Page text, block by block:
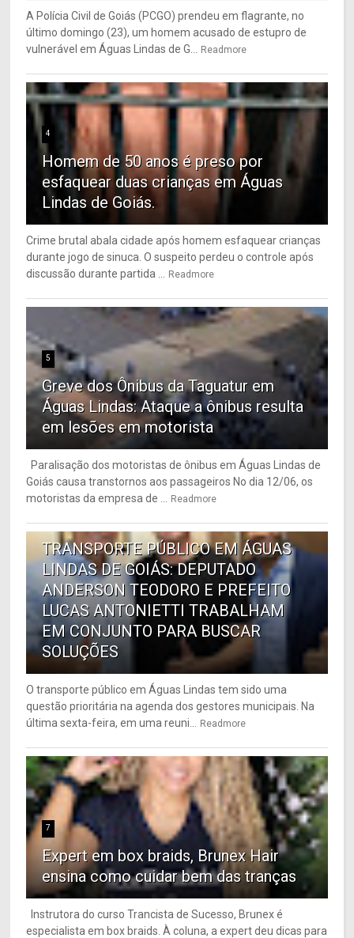
A Polícia Civil de Goiás (PCGO) prendeu em flagrante, no
último domingo (23), um homem acusado de estupro de
vulnerável em Águas Lindas de G...
Readmore
4
Homem de 50 anos é preso por
esfaquear duas crianças em Águas
Lindas de Goiás.
Crime brutal abala cidade após homem esfaquear crianças
durante jogo de sinuca. O suspeito perdeu o controle após
discussão durante partida ...
Readmore
5
Greve dos Ônibus da Taguatur em
Águas Lindas: Ataque a ônibus resulta
em lesões em motorista
Paralisação dos motoristas de ônibus em Águas Lindas de
Goiás causa transtornos aos passageiros No dia 12/06, os
motoristas da empresa de ...
Readmore
TRANSPORTE PÚBLICO EM ÁGUAS
LINDAS DE GOIÁS: DEPUTADO
ANDERSON TEODORO E PREFEITO
LUCAS ANTONIETTI TRABALHAM
EM CONJUNTO PARA BUSCAR
SOLUÇÕES
O transporte público em Águas Lindas tem sido uma
questão prioritária na agenda dos gestores municipais. Na
última sexta-feira, em uma reuni...
Readmore
7
Expert em box braids, Brunex Hair
ensina como cuidar bem das tranças
Instrutora do curso Trancista de Sucesso, Brunex é
especialista em box braids. À coluna, a expert deu dicas para